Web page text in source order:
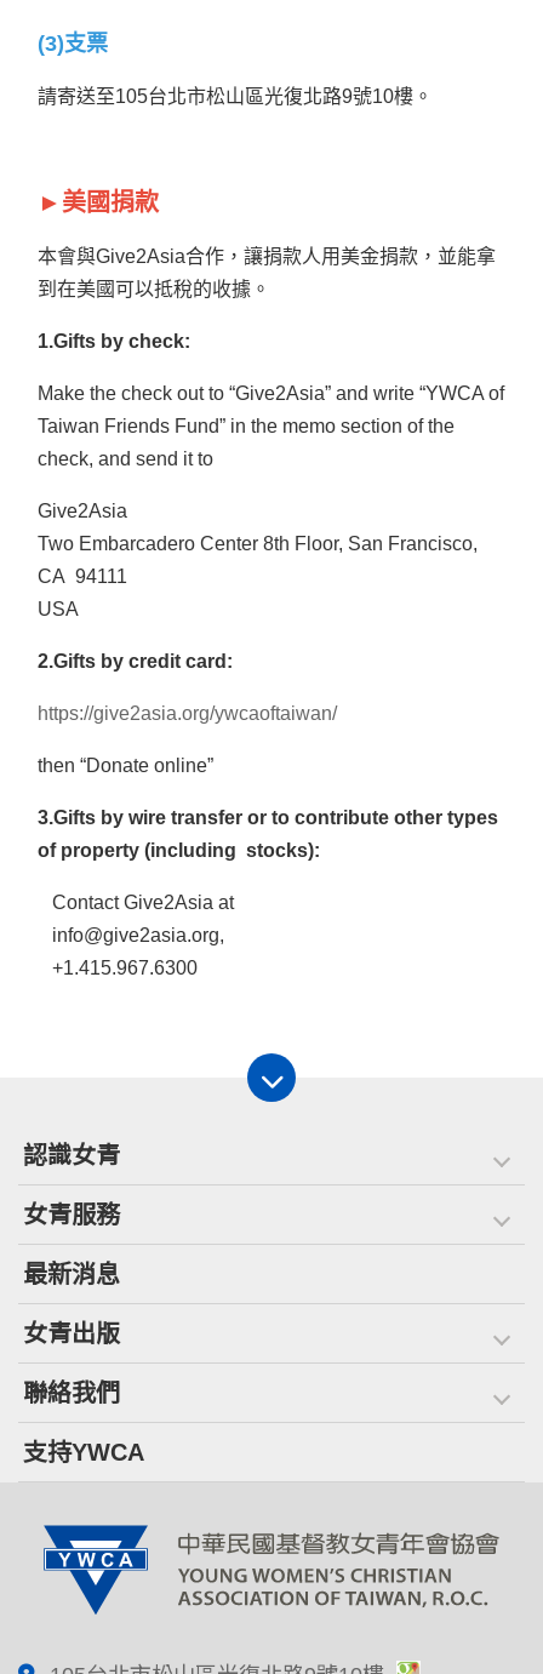
(3)支票
請寄送至105台北市松山區光復北路9號10樓。
►美國捐款
本會與Give2Asia合作，讓捐款人用美金捐款，並能拿
到在美國可以抵稅的收據。
1.Gifts by check:
Make the check out to “Give2Asia” and write “YWCA of
Taiwan Friends Fund” in the memo section of the
check, and send it to
Give2Asia
Two Embarcadero Center 8th Floor, San Francisco,
CA 94111
USA
2.Gifts by credit card:
https://give2asia.org/ywcaoftaiwan/
then “Donate online”
3.Gifts by wire transfer or to contribute other types
of property (including stocks):
Contact Give2Asia at
info@give2asia.org,
+1.415.967.6300
認識女青
女青服務
最新消息
女青出版
聯絡我們
支持YWCA